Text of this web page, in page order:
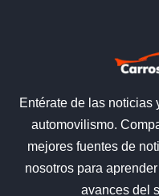
Entérate de las noticias
automovilismo.
mejores fuentes de
nosotros para
avances del